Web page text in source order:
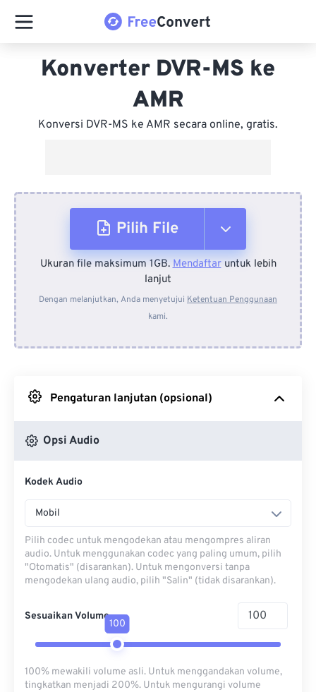
Konverter DVR-MS ke
AMR
Konversi DVR-MS ke AMR secara online, gratis.
Pilih File
Dari Perangkat
Dari Dropbox
Ukuran file maksimum 1GB.Mendaftaruntuk lebih
lanjut
Dengan melanjutkan, Anda menyetujui Ketentuan Penggunaan
kami.
Pengaturan lanjutan (opsional)
Opsi Audio
Kodek Audio
Mobil
Pilih codec untuk mengodekan atau mengompres aliran
audio. Untuk menggunakan codec yang paling umum, pilih
"Otomatis" (disarankan). Untuk mengonversi tanpa
mengodekan ulang audio, pilih "Salin" (tidak disarankan).
Sesuaikan Volume
100
100% mewakili volume asli. Untuk menggandakan volume,
tingkatkan menjadi 200%. Untuk mengurangi volume